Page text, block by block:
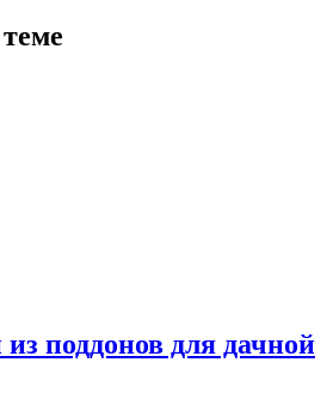
поддонов для дачной